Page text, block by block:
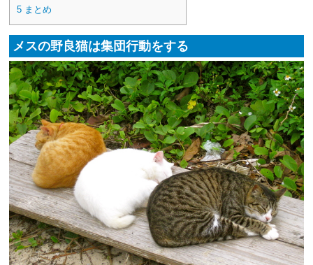
5 まとめ
メスの野良猫は集団行動をする